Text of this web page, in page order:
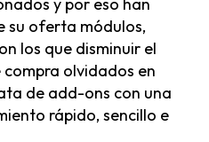
su oferta módulos,
los que disminuir el
olvidados en
de add-ons con una
rápido, sencillo e